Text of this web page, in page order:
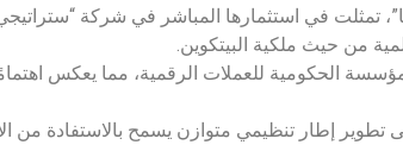
تمثلت في استثمارها المباشر في شركة
الحكومية للعملات الرقمية، مما يعكس
إطار تنظيمي متوازن يسمح بالاستفادة من